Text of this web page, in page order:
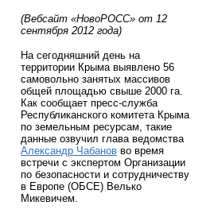
(Вебсайт «НовоРОСС» от 12
сентября 2012 года)
На сегодняшний день на
территории Крыма выявлено 56
самовольно занятых массивов
общей площадью свыше 2000 га.
Как сообщает пресс-служба
Республиканского комитета Крыма
по земельным ресурсам, такие
данные озвучил глава ведомства
Александр Чабанов во время
встречи с экспертом Организации
по безопасности и сотрудничеству
в Европе (ОБСЕ) Велько
Микевичем.